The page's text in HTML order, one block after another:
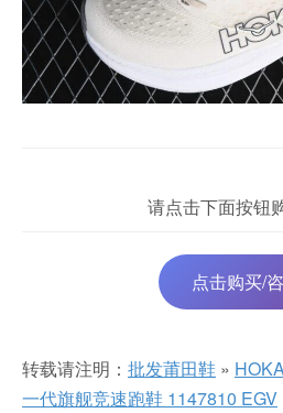
请点击下面按钮
点击购买/
转载请注明： 批发莆田鞋 »
一代旗舰竞速跑鞋 1147810 EGV